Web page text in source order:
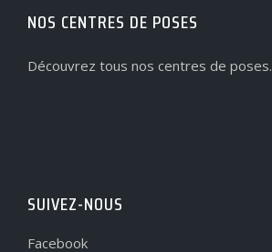
NOS CENTRES DE POSES
Découvrez tous nos centres de poses.
SUIVEZ-NOUS
Facebook